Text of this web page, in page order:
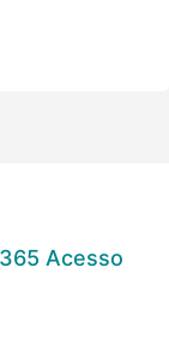
Acesso